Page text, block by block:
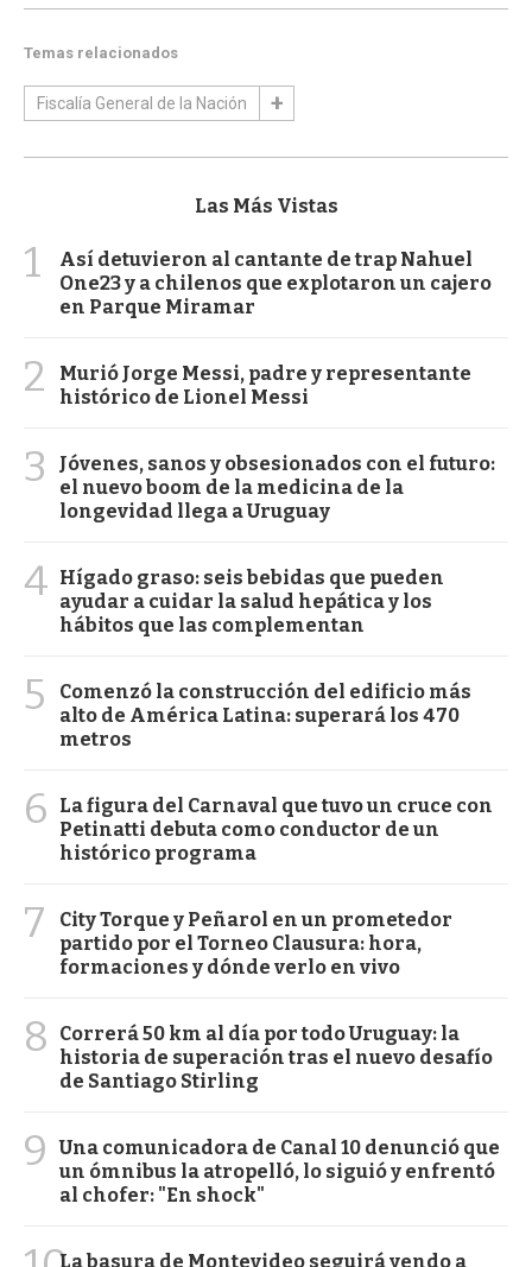
Temas relacionados
Fiscalía General de la Nación
Las Más Vistas
1
Así detuvieron al cantante de trap Nahuel
One23 y a chilenos que explotaron un cajero
en Parque Miramar
2
Murió Jorge Messi, padre y representante
histórico de Lionel Messi
3
Jóvenes, sanos y obsesionados con el futuro:
el nuevo boom de la medicina de la
longevidad llega a Uruguay
4 Hígado graso: seis bebidas que pueden
ayudar a cuidar la salud hepática y los
hábitos que las complementan
5
Comenzó la construcción del edificio más
alto de América Latina: superará los 470
metros
6
La figura del Carnaval que tuvo un cruce con
Petinatti debuta como conductor de un
histórico programa
7
City Torque y Peñarol en un prometedor
partido por el Torneo Clausura: hora,
formaciones y dónde verlo en vivo
8
Correrá 50 km al día por todo Uruguay: la
historia de superación tras el nuevo desafío
de Santiago Stirling
9
Una comunicadora de Canal 10 denunció que
un ómnibus la atropelló, lo siguió y enfrentó
al chofer: "En shock"
La basura de Montevideo seguirá yendo a